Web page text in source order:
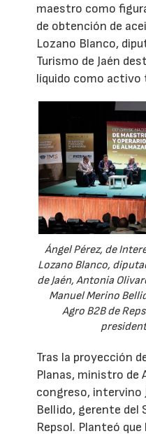
maestro como
de obtención de
Lozano Blanco,
Turismo de Jaén
líquido como activo
Ángel Pérez, de
Lozano Blanco,
de Jaén, Antonia
Manuel Merino
Agro B2B de
Tras la proyección
Planas, ministro de
congreso, intervino
Bellido, gerente del
Repsol. Planteó